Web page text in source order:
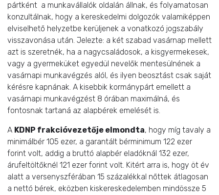
pártként a munkavállalók oldalán állnak, és folyamatosan
konzultálnak, hogy a kereskedelmi dolgozók valamiképpen
elviselhető helyzetbe kerüljenek a vonatkozó jogszabály
visszavonása után. Jelezte: a két szabad vasárnap mellett
azt is szeretnék, ha a nagycsaládosok, a kisgyermekesek,
vagy a gyermeküket egyedül nevelők mentesülnének a
vasárnapi munkavégzés alól, és ilyen beosztást csak saját
kérésre kapnának. A kisebbik kormánypárt emellett a
vasárnapi munkavégzést 8 órában maximálná, és
fontosnak tartaná az alapbérek emelését is.
A KDNP frakcióvezetője elmondta, hogy míg tavaly a
minimálbér 105 ezer, a garantált bérminimum 122 ezer
forint volt, addig a bruttó alapbér eladóknál 132 ezer,
árufeltöltőknél 121 ezer forint volt. Kitért arra is, hogy öt év
alatt a versenyszférában 15 százalékkal nőttek átlagosan
a nettó bérek, eközben kiskereskedelemben mindössze 5